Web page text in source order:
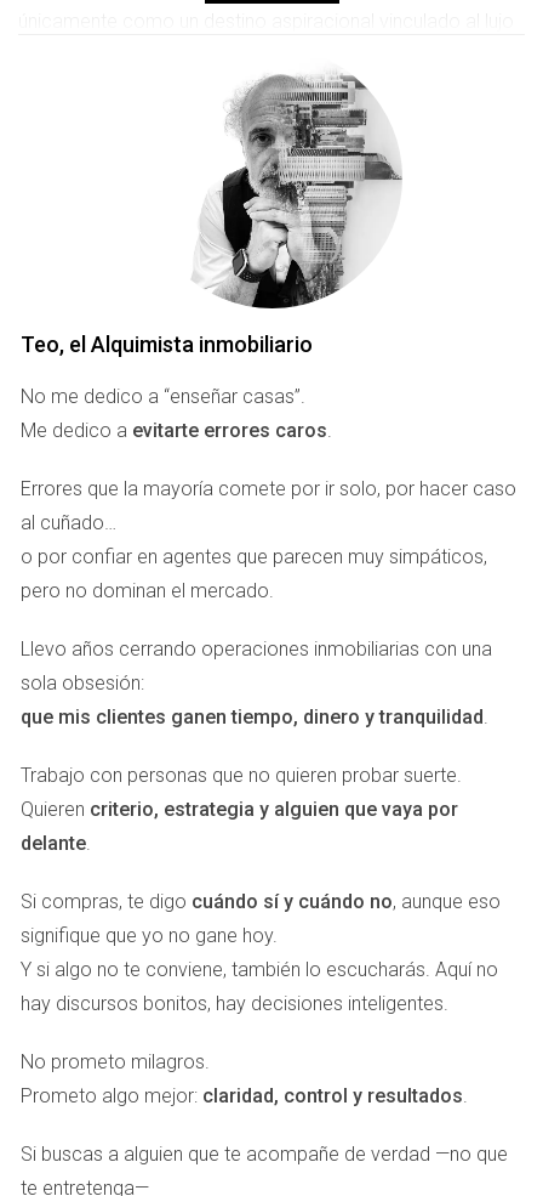
sofisticados, en un enclave estratégico dentro del
mercado inmobiliario europeo.
Ese matiz importa. Mucho.
Porque quien sigue interpretando Marbella únicamente
como un escaparate de exclusividad probablemente está
observando solo la superficie. Lo que realmente atrae a
determinados perfiles inversores no es solo el estilo de
consolidada, escasez relativa de determinados activos,
posicionamiento global y capacidad de mantener atractivo
incluso en escenarios económicos complejos.
Cuando el ruido distrae, el capital
observa
actualidad y quien interpreta movimientos estructurales. El
primero reacciona. El segundo anticipa.
entretenimiento inmediato, ciertos compradores
internacionales están tomando decisiones patrimoniales
con horizontes temporales de cinco, diez o incluso veinte
observador medio no termina de comprender cuando mira
el mercado inmobiliario premium.
Porque no, las grandes decisiones de inversión rara vez se
El capital sofisticado no persigue ruido; persigue
activos tangibles en ubicaciones capaces de sostener
Teo, el Alquimista inmobiliario
No me dedico a “enseñar casas”.
Me dedico a evitarte errores caros.
Errores que la mayoría comete por ir solo, por hacer caso
al cuñado…
o por confiar en agentes que parecen muy simpáticos,
pero no dominan el mercado.
Llevo años cerrando operaciones inmobiliarias con una
sola obsesión:
que mis clientes ganen tiempo, dinero y tranquilidad.
Trabajo con personas que no quieren probar suerte.
Quieren criterio, estrategia y alguien que vaya por
delante.
Si compras, te digo cuándo sí y cuándo no, aunque eso
signifique que yo no gane hoy.
Y si algo no te conviene, también lo escucharás. Aquí no
hay discursos bonitos, hay decisiones inteligentes.
No prometo milagros.
Prometo algo mejor: claridad, control y resultados.
Si buscas a alguien que te acompañe de verdad —no que
te entretenga—